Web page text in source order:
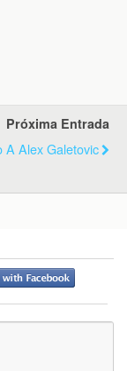
Próxima Entrada
A Alex Galetovic